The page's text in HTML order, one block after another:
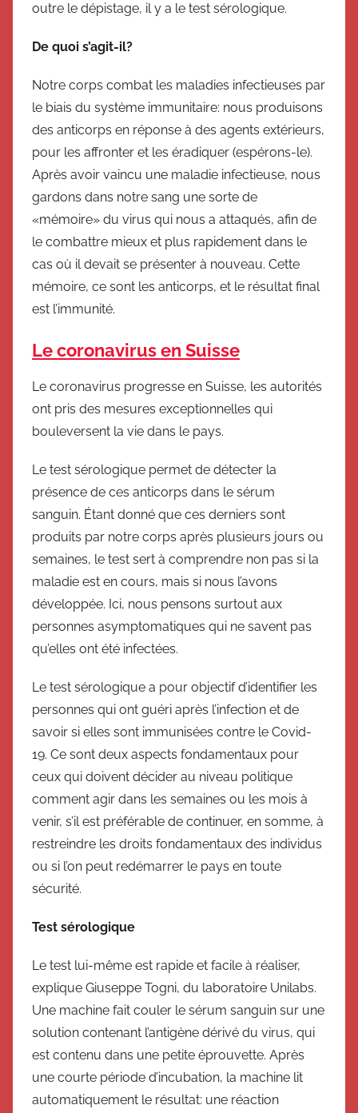
outre le dépistage, il y a le test sérologique.
De quoi s’agit-il?
Notre corps combat les maladies infectieuses par
le biais du système immunitaire: nous produisons
des anticorps en réponse à des agents extérieurs,
pour les affronter et les éradiquer (espérons-le).
Après avoir vaincu une maladie infectieuse, nous
gardons dans notre sang une sorte de
«mémoire» du virus qui nous a attaqués, afin de
le combattre mieux et plus rapidement dans le
cas où il devait se présenter à nouveau. Cette
mémoire, ce sont les anticorps, et le résultat final
est l’immunité.
Le coronavirus en Suisse
Le coronavirus progresse en Suisse, les autorités
ont pris des mesures exceptionnelles qui
bouleversent la vie dans le pays.
Le test sérologique permet de détecter la
présence de ces anticorps dans le sérum
sanguin. Étant donné que ces derniers sont
produits par notre corps après plusieurs jours ou
semaines, le test sert à comprendre non pas si la
maladie est en cours, mais si nous l’avons
développée. Ici, nous pensons surtout aux
personnes asymptomatiques qui ne savent pas
qu’elles ont été infectées.
Le test sérologique a pour objectif d’identifier les
personnes qui ont guéri après l’infection et de
savoir si elles sont immunisées contre le Covid-
19. Ce sont deux aspects fondamentaux pour
ceux qui doivent décider au niveau politique
comment agir dans les semaines ou les mois à
venir, s’il est préférable de continuer, en somme, à
restreindre les droits fondamentaux des individus
ou si l’on peut redémarrer le pays en toute
sécurité.
Test sérologique
Le test lui-même est rapide et facile à réaliser,
explique Giuseppe Togni, du laboratoire Unilabs.
Une machine fait couler le sérum sanguin sur une
solution contenant l’antigène dérivé du virus, qui
est contenu dans une petite éprouvette. Après
une courte période d’incubation, la machine lit
automatiquement le résultat: une réaction